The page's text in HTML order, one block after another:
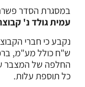
במסגרת הסדר
עמית גולד נ'
ש"ח כולל מע"מ,
החלפה של המצבר
כל תוספת עלות.